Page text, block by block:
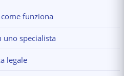
funziona
uno specialista
legale